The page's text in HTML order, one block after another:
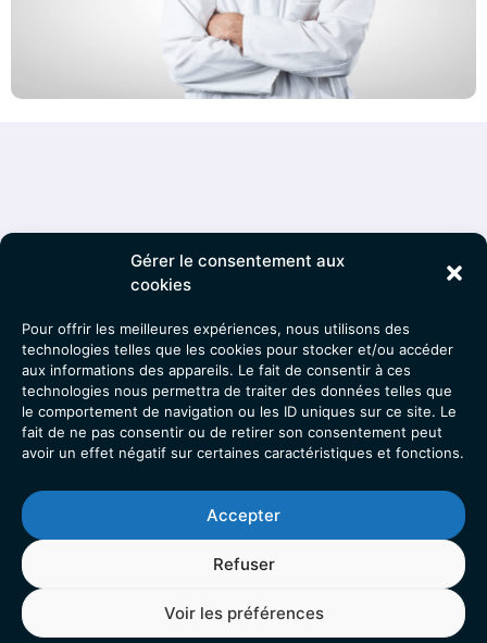
Gérer le consentement aux
cookies
Pour offrir les meilleures expériences, nous utilisons des
technologies telles que les cookies pour stocker et/ou accéder
aux informations des appareils. Le fait de consentir à ces
technologies nous permettra de traiter des données telles que
le comportement de navigation ou les ID uniques sur ce site. Le
fait de ne pas consentir ou de retirer son consentement peut
avoir un effet négatif sur certaines caractéristiques et fonctions.
Accepter
Refuser
Voir les préférences
Nous Contacter
Adresse : Clinique Ligne Bleue, Bâtiment ARC EN CIEL, RDC,
11 Av. du Rose Poirier, 88000 Épinal
Téléphone : 06 48 88 80 00
Email : docteur.moline@icloud.com
Le Cabinet
Pathologies
Contact
Informations